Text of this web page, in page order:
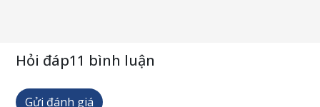
Chứa chiết xuất tự nhiên của thảo mộc pansy và hamamelis
Hỏi đáp11 bình luận
Gửi đánh giá